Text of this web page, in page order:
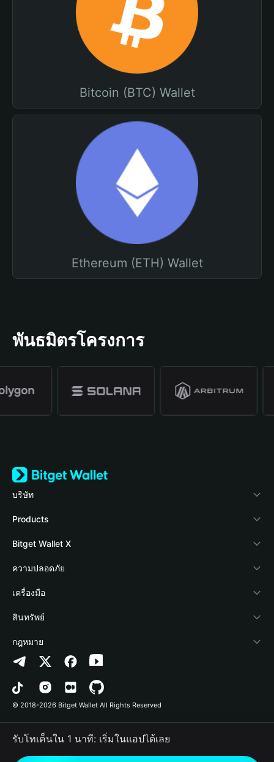
Bitcoin (BTC) Wallet
Ethereum (ETH) Wallet
พันธมิตรโครงการ
บริษัท
เกี่ยวกับ Bitget Wallet
Blog
Academy
ข่าวสารด้านคริปโต
ศูนย์ช่วยเหลือ
ติดต่อเรา
ทรัพยากรข้อมูลของแบรนด์
อาชีพ
Products
Crypto Card
Stablecoin Earn
Payfi Crypto
Crypto Swap API
Altcoin Season Index
Prediction Markets
DApp
RWA
Bitget Wallet X
นักพัฒนา
เชื่อมต่อ Wallet
Bitget Wallet Pay
ลิสต์โปรเจกต์
ความปลอดภัย
Protection Fund
เทคโนโลยีความปลอดภัย
เครื่องมือ
ซื้อคริปโต
การตรวจจับการอนุญาต
การตรวจจับสัญญา
การโอนเป็นชุด
สินทรัพย์
Arbitrum
Avalanche
Bitcoin
Polygon
กฎหมาย
นโยบายความเป็นส่วนตัว
ข้อตกลงในการใช้บริการ
© 2018-2026 Bitget Wallet All Rights Reserved
รับโทเค็นใน 1 นาที: เริ่มในแอปได้เลย